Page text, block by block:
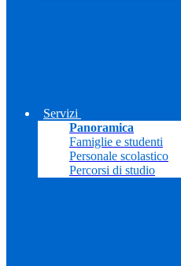
Servizi
Panoramica
Famiglie e studenti
Personale scolastico
Percorsi di studio